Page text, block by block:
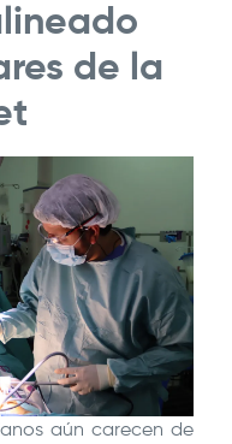
de la
aún carecen de